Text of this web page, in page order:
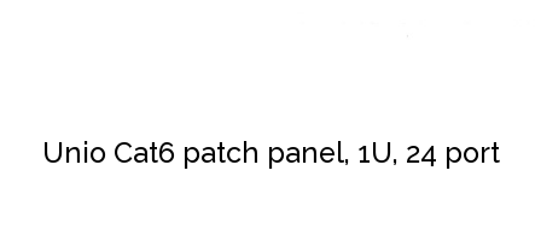
Unio Cat6 patch panel, 1U, 24 port